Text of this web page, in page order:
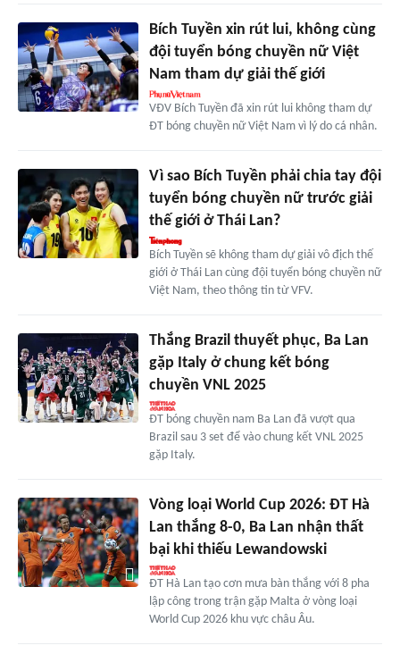
Bích Tuyền xin rút lui, không cùng
đội tuyển bóng chuyền nữ Việt
Nam tham dự giải thế giới
VĐV Bích Tuyền đã xin rút lui không tham dự
ĐT bóng chuyền nữ Việt Nam vì lý do cá nhân.
Vì sao Bích Tuyền phải chia tay đội
tuyển bóng chuyền nữ trước giải
thế giới ở Thái Lan?
Bích Tuyền sẽ không tham dự giải vô địch thế
giới ở Thái Lan cùng đội tuyển bóng chuyền nữ
Việt Nam, theo thông tin từ VFV.
Thắng Brazil thuyết phục, Ba Lan
gặp Italy ở chung kết bóng
chuyền VNL 2025
ĐT bóng chuyền nam Ba Lan đã vượt qua
Brazil sau 3 set để vào chung kết VNL 2025
gặp Italy.
Vòng loại World Cup 2026: ĐT Hà
Lan thắng 8-0, Ba Lan nhận thất
bại khi thiếu Lewandowski
ĐT Hà Lan tạo cơn mưa bàn thắng với 8 pha
lập công trong trận gặp Malta ở vòng loại
World Cup 2026 khu vực châu Âu.